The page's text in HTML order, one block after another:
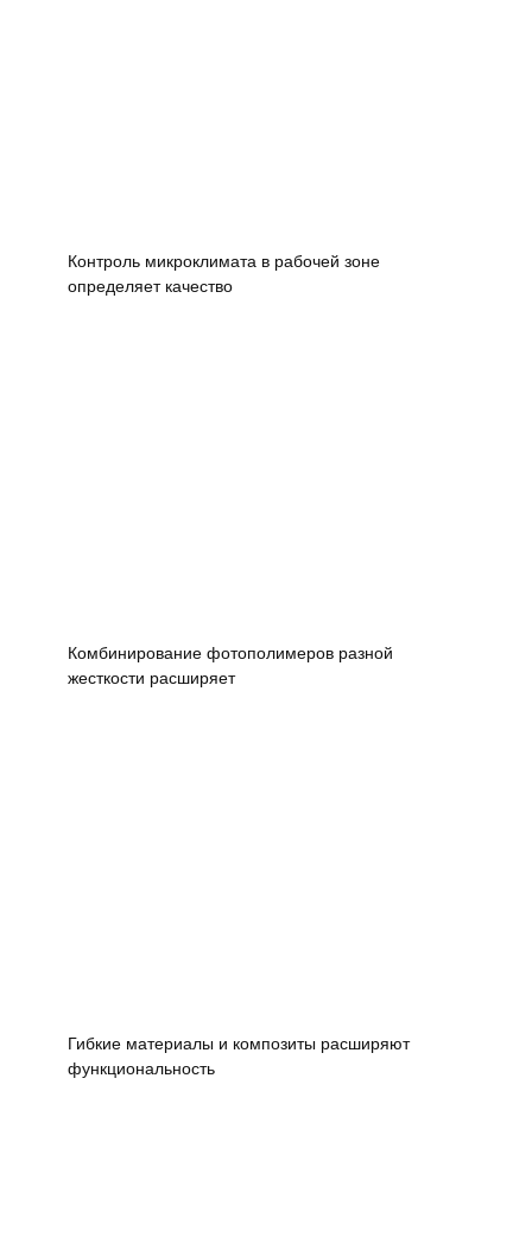
Контроль микроклимата в рабочей зоне
определяет качество
Комбинирование фотополимеров разной
жесткости расширяет
Гибкие материалы и композиты расширяют
функциональность